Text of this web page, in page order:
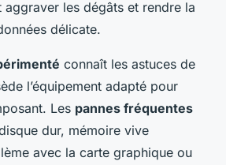
aggraver les dégâts et rendre la
délicate.
connaît les astuces de
l’équipement adapté pour
Les pannes fréquentes
dur, mémoire vive
avec la carte graphique ou